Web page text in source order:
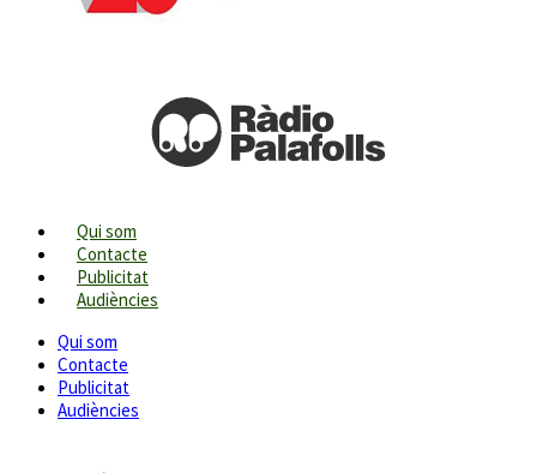
Qui som
Contacte
Publicitat
Audiències
Qui som
Contacte
Publicitat
Audiències